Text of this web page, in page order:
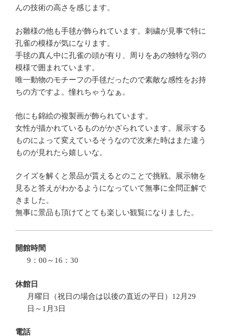
んの技術の高さを感じます。
お雛様の他も手毬が飾られています。刺繍が見事で特に
孔雀の模様が気になります。
手毬の真ん中に孔雀の頭が有り、周りをあの独特な羽の
模様で囲まれています。
唯一動物のモチーフの手毬だったので素敵な感性をお持
ちの方ですよ。憧れちゃうなぁ。
他にも錦絵の複製画が飾られています。
女性が描かれているものがかざられています。展示する
ものによって変えているそうなので次来た時はまた違う
ものが見れたら嬉しいな。
クイズを解くと景品が貰えるとのことで挑戦。展示物を
見ると答えがわかるようになっていて無事に全問正解で
きました。
無事に景品も頂けてとても楽しい観覧になりました。
開館時間
9：00～16：30
休館日
月曜日（祝日の場合は以後の直近の平日）12月29
日～1月3日
電話